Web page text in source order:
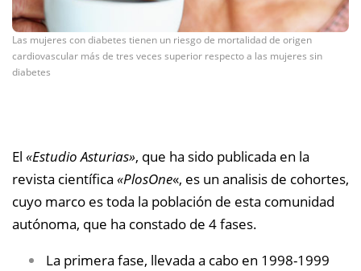
Las mujeres con diabetes tienen un riesgo de mortalidad de origen
cardiovascular más de tres veces superior respecto a las mujeres sin
diabetes
El «Estudio Asturias», que ha sido publicada en la
revista científica «PlosOne«, es un analisis de cohortes,
cuyo marco es toda la población de esta comunidad
autónoma, que ha constado de 4 fases.
La primera fase, llevada a cabo en 1998-1999